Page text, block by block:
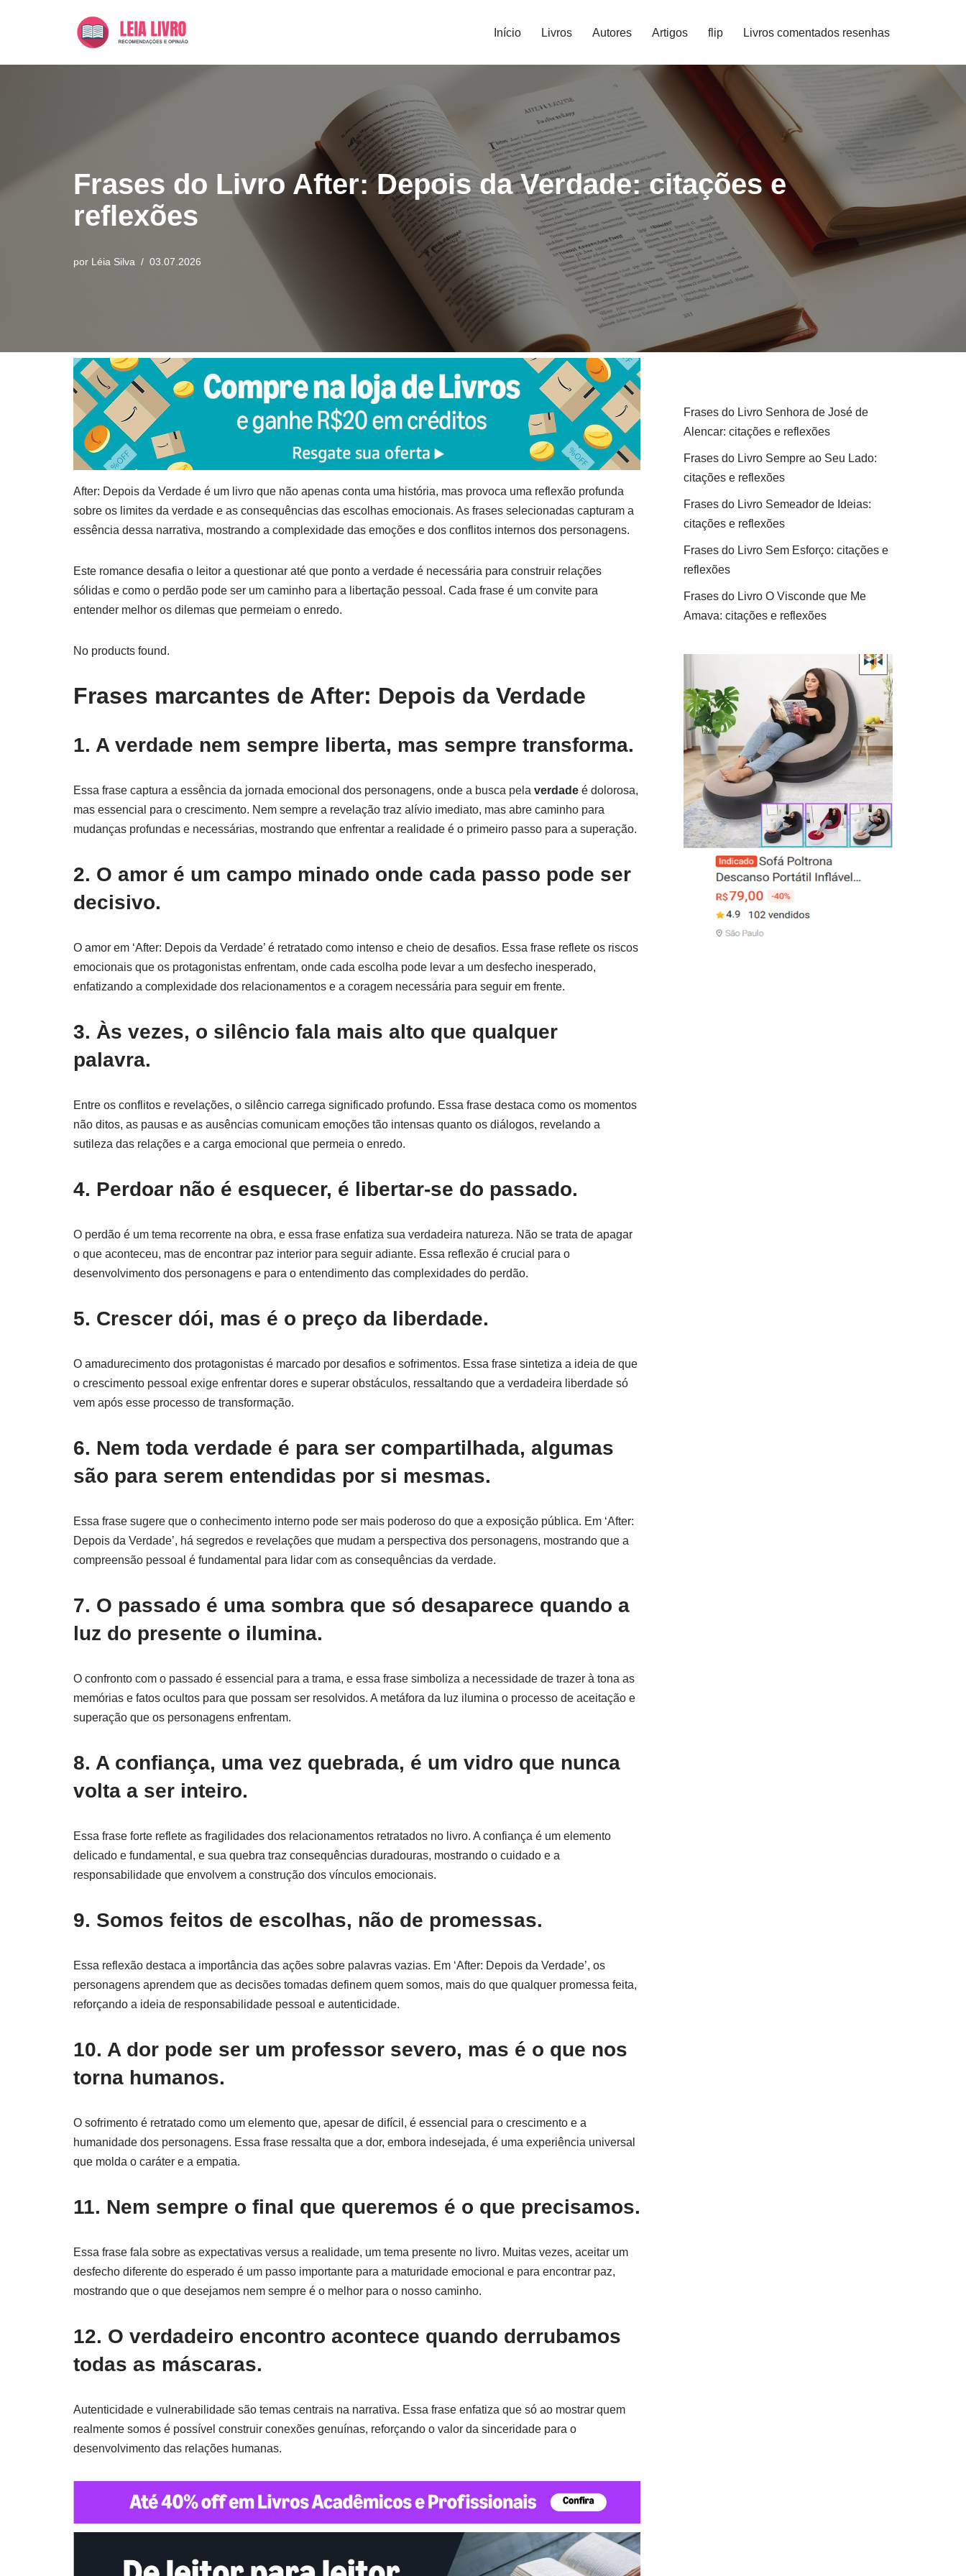
Início Livros Autores Artigos flip Livros comentados resenhas
Frases do Livro After: Depois da Verdade: citações e
reflexões
por Léia Silva 03.07.2026
After: Depois da Verdade é um livro que não apenas conta uma história, mas provoca uma reflexão profunda
sobre os limites da verdade e as consequências das escolhas emocionais. As frases selecionadas capturam a
essência dessa narrativa, mostrando a complexidade das emoções e dos conflitos internos dos personagens.
Este romance desafia o leitor a questionar até que ponto a verdade é necessária para construir relações
sólidas e como o perdão pode ser um caminho para a libertação pessoal. Cada frase é um convite para
entender melhor os dilemas que permeiam o enredo.
No products found.
Frases marcantes de After: Depois da Verdade
1. A verdade nem sempre liberta, mas sempre transforma.
Essa frase captura a essência da jornada emocional dos personagens, onde a busca pela verdade é dolorosa,
mas essencial para o crescimento. Nem sempre a revelação traz alívio imediato, mas abre caminho para
mudanças profundas e necessárias, mostrando que enfrentar a realidade é o primeiro passo para a superação.
2. O amor é um campo minado onde cada passo pode ser
decisivo.
O amor em ‘After: Depois da Verdade’ é retratado como intenso e cheio de desafios. Essa frase reflete os riscos
emocionais que os protagonistas enfrentam, onde cada escolha pode levar a um desfecho inesperado,
enfatizando a complexidade dos relacionamentos e a coragem necessária para seguir em frente.
3. Às vezes, o silêncio fala mais alto que qualquer
palavra.
Entre os conflitos e revelações, o silêncio carrega significado profundo. Essa frase destaca como os momentos
não ditos, as pausas e as ausências comunicam emoções tão intensas quanto os diálogos, revelando a
sutileza das relações e a carga emocional que permeia o enredo.
4. Perdoar não é esquecer, é libertar-se do passado.
O perdão é um tema recorrente na obra, e essa frase enfatiza sua verdadeira natureza. Não se trata de apagar
o que aconteceu, mas de encontrar paz interior para seguir adiante. Essa reflexão é crucial para o
desenvolvimento dos personagens e para o entendimento das complexidades do perdão.
5. Crescer dói, mas é o preço da liberdade.
O amadurecimento dos protagonistas é marcado por desafios e sofrimentos. Essa frase sintetiza a ideia de que
o crescimento pessoal exige enfrentar dores e superar obstáculos, ressaltando que a verdadeira liberdade só
vem após esse processo de transformação.
6. Nem toda verdade é para ser compartilhada, algumas
são para serem entendidas por si mesmas.
Essa frase sugere que o conhecimento interno pode ser mais poderoso do que a exposição pública. Em ‘After:
Depois da Verdade’, há segredos e revelações que mudam a perspectiva dos personagens, mostrando que a
compreensão pessoal é fundamental para lidar com as consequências da verdade.
7. O passado é uma sombra que só desaparece quando a
luz do presente o ilumina.
O confronto com o passado é essencial para a trama, e essa frase simboliza a necessidade de trazer à tona as
memórias e fatos ocultos para que possam ser resolvidos. A metáfora da luz ilumina o processo de aceitação e
superação que os personagens enfrentam.
8. A confiança, uma vez quebrada, é um vidro que nunca
volta a ser inteiro.
Essa frase forte reflete as fragilidades dos relacionamentos retratados no livro. A confiança é um elemento
delicado e fundamental, e sua quebra traz consequências duradouras, mostrando o cuidado e a
responsabilidade que envolvem a construção dos vínculos emocionais.
9. Somos feitos de escolhas, não de promessas.
Essa reflexão destaca a importância das ações sobre palavras vazias. Em ‘After: Depois da Verdade’, os
personagens aprendem que as decisões tomadas definem quem somos, mais do que qualquer promessa feita,
reforçando a ideia de responsabilidade pessoal e autenticidade.
10. A dor pode ser um professor severo, mas é o que nos
torna humanos.
O sofrimento é retratado como um elemento que, apesar de difícil, é essencial para o crescimento e a
humanidade dos personagens. Essa frase ressalta que a dor, embora indesejada, é uma experiência universal
que molda o caráter e a empatia.
11. Nem sempre o final que queremos é o que precisamos.
Essa frase fala sobre as expectativas versus a realidade, um tema presente no livro. Muitas vezes, aceitar um
desfecho diferente do esperado é um passo importante para a maturidade emocional e para encontrar paz,
mostrando que o que desejamos nem sempre é o melhor para o nosso caminho.
12. O verdadeiro encontro acontece quando derrubamos
todas as máscaras.
Autenticidade e vulnerabilidade são temas centrais na narrativa. Essa frase enfatiza que só ao mostrar quem
realmente somos é possível construir conexões genuínas, reforçando o valor da sinceridade para o
desenvolvimento das relações humanas.
Frases do Livro Senhora de José de
Alencar: citações e reflexões
Frases do Livro Sempre ao Seu Lado:
citações e reflexões
Frases do Livro Semeador de Ideias:
citações e reflexões
Frases do Livro Sem Esforço: citações e
reflexões
Frases do Livro O Visconde que Me
Amava: citações e reflexões